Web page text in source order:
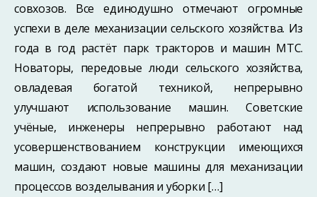
совхозов. Все единодушно отмечают огромные
успехи в деле механизации сельского хозяйства. Из
года в год растёт парк тракторов и машин МТС.
Новаторы, передовые люди сельского хозяйства,
овладевая богатой техникой, непрерывно
улучшают использование машин. Советские
учёные, инженеры непрерывно работают над
усовершенствованием конструкции имеющихся
машин, создают новые машины для механизации
процессов возделывания и уборки […]